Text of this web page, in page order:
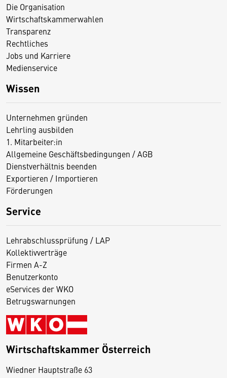
Die Organisation
Wirtschaftskammerwahlen
Transparenz
Rechtliches
Jobs und Karriere
Medienservice
Wissen
Unternehmen gründen
Lehrling ausbilden
1. Mitarbeiter:in
Allgemeine Geschäftsbedingungen / AGB
Dienstverhältnis beenden
Exportieren / Importieren
Förderungen
Service
Lehrabschlussprüfung / LAP
Kollektivverträge
Firmen A-Z
Benutzerkonto
eServices der WKO
Betrugswarnungen
Wirtschaftskammer Österreich
Wiedner Hauptstraße 63
D